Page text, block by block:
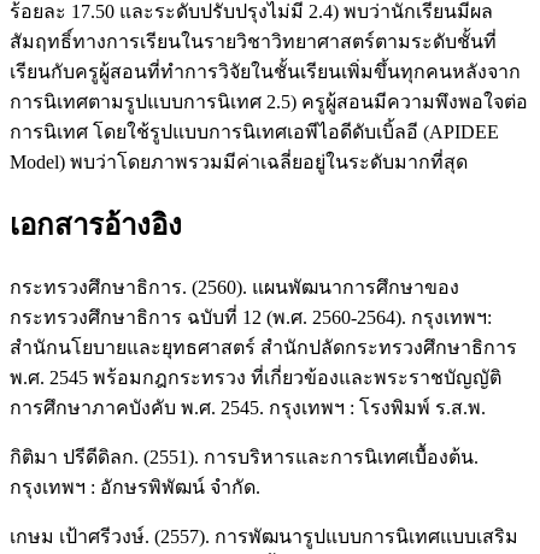
ร้อยละ 17.50 และระดับปรับปรุงไม่มี 2.4) พบว่านักเรียนมีผล
สัมฤทธิ์ทางการเรียนในรายวิชาวิทยาศาสตร์ตามระดับชั้นที่
เรียนกับครูผู้สอนที่ทำการวิจัยในชั้นเรียนเพิ่มขึ้นทุกคนหลังจาก
การนิเทศตามรูปแบบการนิเทศ 2.5) ครูผู้สอนมีความพึงพอใจต่อ
การนิเทศ โดยใช้รูปแบบการนิเทศเอพีไอดีดับเบิ้ลอี (APIDEE
Model) พบว่าโดยภาพรวมมีค่าเฉลี่ยอยู่ในระดับมากที่สุด
เอกสารอ้างอิง
กระทรวงศึกษาธิการ. (2560). แผนพัฒนาการศึกษาของ
กระทรวงศึกษาธิการ ฉบับที่ 12 (พ.ศ. 2560-2564). กรุงเทพฯ:
สำนักนโยบายและยุทธศาสตร์ สำนักปลัดกระทรวงศึกษาธิการ
พ.ศ. 2545 พร้อมกฎกระทรวง ที่เกี่ยวข้องและพระราชบัญญัติ
การศึกษาภาคบังคับ พ.ศ. 2545. กรุงเทพฯ : โรงพิมพ์ ร.ส.พ.
กิติมา ปรีดีดิลก. (2551). การบริหารและการนิเทศเบื้องต้น.
กรุงเทพฯ : อักษรพิพัฒน์ จำกัด.
เกษม เป้าศรีวงษ์. (2557). การพัฒนารูปแบบการนิเทศแบบเสริม